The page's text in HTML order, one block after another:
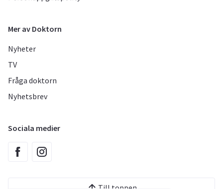
Mer av Doktorn
Nyheter
TV
Fråga doktorn
Nyhetsbrev
Sociala medier